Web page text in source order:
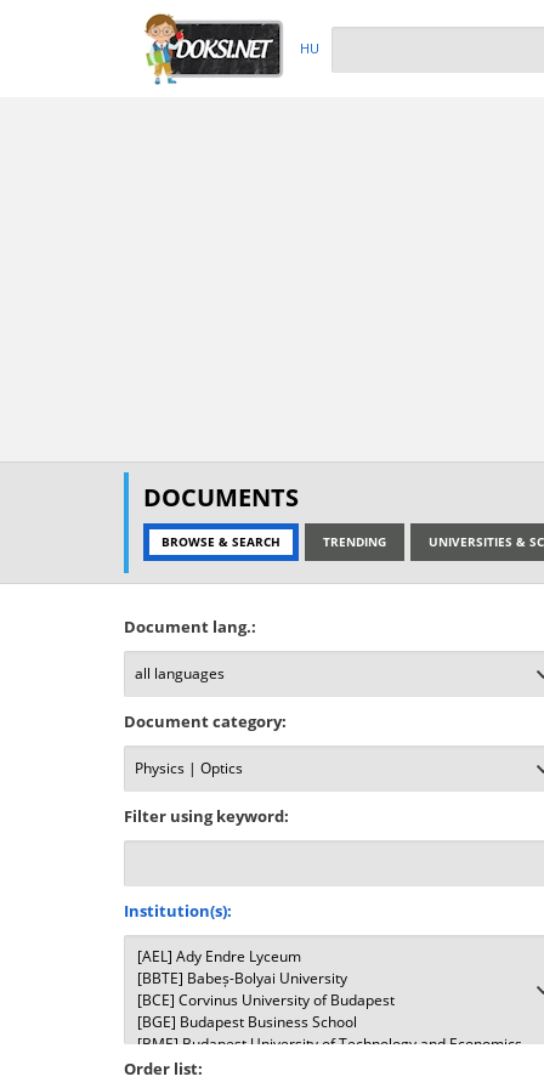
HU
DOCUMENTS
BROWSE & SEARCH TRENDING UNIVERSITIES &
Document lang.:
Document category:
Filter using keyword:
Institution(s):
Order list: